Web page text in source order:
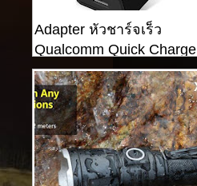
Adapter หัวชาร์จเร็ว
Qualcomm Quick Charge
3.0